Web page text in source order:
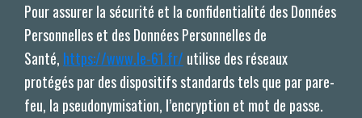
Pour assurer la sécurité et la confidentialité des Données
Personnelles et des Données Personnelles de
Santé, https://www.le-61.fr/ utilise des réseaux
protégés par des dispositifs standards tels que par pare-
feu, la pseudonymisation, l’encryption et mot de passe.